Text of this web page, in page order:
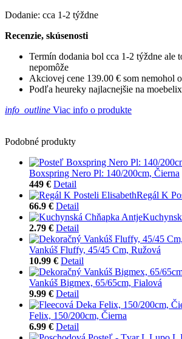
Dodanie: cca 1-2 týždne
Recenzie, skúsenosti
Termín dodania bol cca 1-2 týždne ale
nepomôže
Akciovej cene 139.00 € som nemohol
Podľa heureky najlacnejšie na
info_outline Viac info o produkte
Podobné produkty
Boxspring Nero Pl: 140/200cm, Čierna
449 € Detail
Regál K
66.9 € Detail
2.79 € Detail
Vankúš Fluffy, 45/45 Cm, Ružová
10.99 € Detail
Vankúš Bigmex, 65/65cm, Fialová
9.99 € Detail
Felix, 150/200cm, Čierna
6.99 € Detail